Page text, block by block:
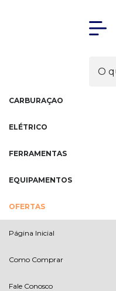
CARBURAÇÃO
ELÉTRICO
FERRAMENTAS
EQUIPAMENTOS
OFERTAS
Página Inicial
Como Comprar
Fale Conosco